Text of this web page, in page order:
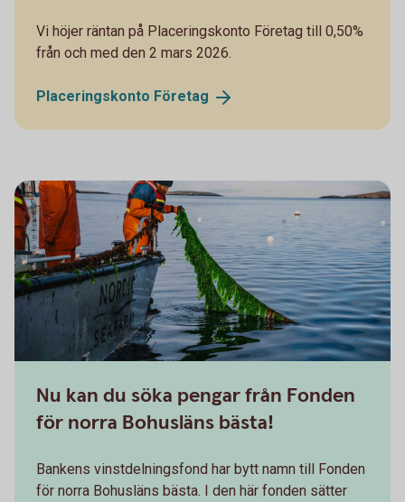
Vi höjer räntan på Placeringskonto Företag till 0,50%
från och med den 2 mars 2026.
Placeringskonto Företag
Nu kan du söka pengar från Fonden
för norra Bohusläns bästa!
Bankens vinstdelningsfond har bytt namn till Fonden
för norra Bohusläns bästa. I den här fonden sätter